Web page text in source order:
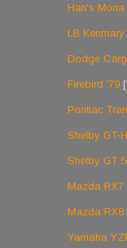
Han's Mona
LB Kenmary
Dodge
Firebird '79
Pontiac
Shelby GT-
Shelby GT
Mazda RX7
Mazda RX8
Yamaha